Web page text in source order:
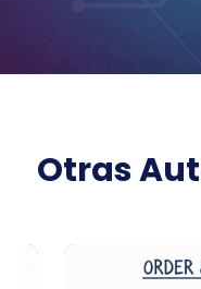
Otras